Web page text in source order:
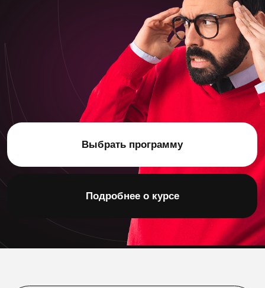
Подробнее о курсе
Выбрать программу
Удобное расписание
свой рабочий график.
У нас есть вечерние и группы
выходного дня.